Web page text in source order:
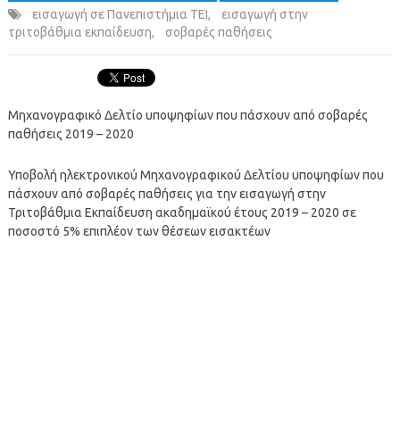
εισαγωγή σε Πανεπιστήμια ΤΕΙ,
εισαγωγή στην
τριτοβάθμια εκπαίδευση, σοβαρές παθήσεις
Μηχανογραφικό Δελτίο υποψηφίων που πάσχουν από σοβαρές
παθήσεις 2019 – 2020
Υποβολή ηλεκτρονικού Μηχανογραφικού Δελτίου υποψηφίων που
πάσχουν από σοβαρές παθήσεις για την εισαγωγή στην
Τριτοβάθμια Εκπαίδευση ακαδημαϊκού έτους 2019 – 2020 σε
ποσοστό 5% επιπλέον των θέσεων εισακτέων